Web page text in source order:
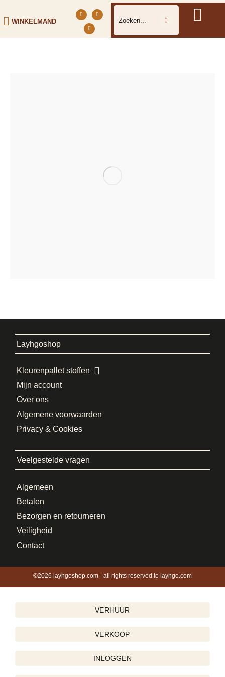
WINKELMAND
Layhgoshop
Kleurenpallet stoffen
Mijn account
Over ons
Algemene voorwaarden
Privacy & Cookies
Veelgestelde vragen
Algemeen
Betalen
Bezorgen en retourneren
Veiligheid
Contact
©2026 layhgoshop.com - all rights reserved to layhgo.com
VERHUUR
VERKOOP
INLOGGEN